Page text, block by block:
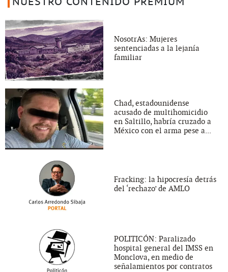
NosotrAs: Mujeres
sentenciadas a la lejanía
familiar
Chad, estadounidense
acusado de multihomicidio
en Saltillo, habría cruzado a
México con el arma pese a...
Fracking: la hipocresía detrás
del ‘rechazo’ de AMLO
POLITICÓN: Paralizado
hospital general del IMSS en
Monclova, en medio de
señalamientos por contratos